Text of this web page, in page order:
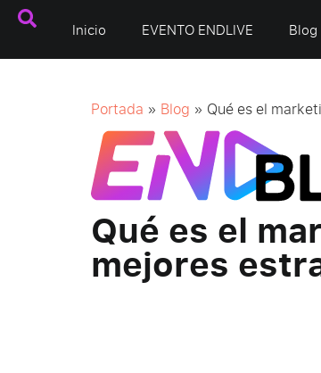
Inicio EVENTO ENDLIVE Blog
Portada » Blog » Qué es el
Qué es el
mejores